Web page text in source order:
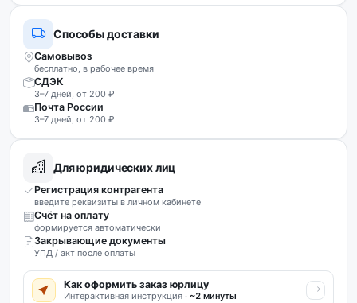
Способы доставки
Самовывоз
бесплатно, в рабочее время
СДЭК
3–7 дней, от 200 ₽
Почта России
3–7 дней, от 200 ₽
Для юридических лиц
Регистрация контрагента
введите реквизиты в личном кабинете
Счёт на оплату
формируется автоматически
Закрывающие документы
УПД / акт после оплаты
Как оформить заказ юрлицу
Интерактивная инструкция · ~2 минуты